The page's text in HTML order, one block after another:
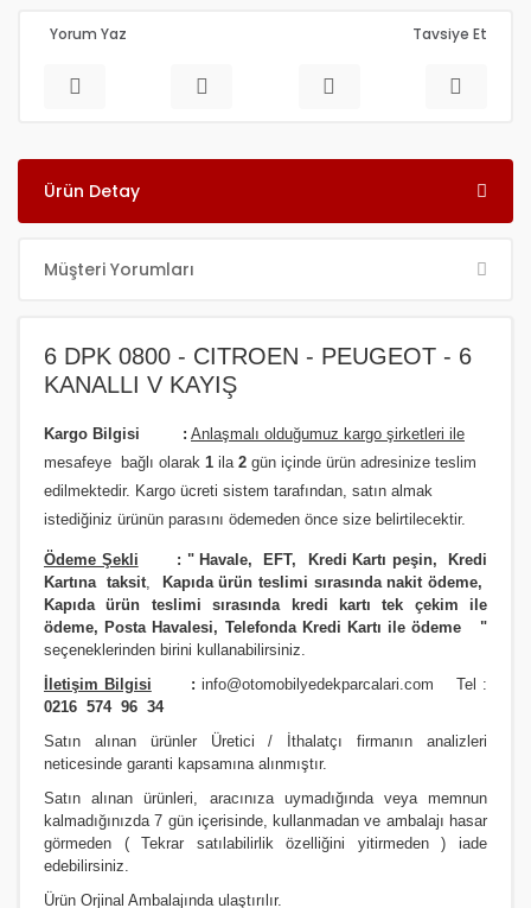
Yorum Yaz Tavsiye Et
Ürün Detay
Müşteri Yorumları
6 DPK 0800 - CITROEN - PEUGEOT - 6
KANALLI V KAYIŞ
Kargo Bilgisi : Anlaşmalı olduğumuz kargo şirketleri ile
mesafeye bağlı olarak 1 ila 2 gün içinde ürün adresinize teslim
edilmektedir. Kargo ücreti sistem tarafından, satın almak
istediğiniz ürünün parasını ödemeden önce size belirtilecektir.
Ödeme Şekli : " Havale, EFT, Kredi Kartı peşin,
Kredi
Kartına taksit,
Kapıda ürün teslimi sırasında nakit ödeme,
Kapıda ürün teslimi sırasında kredi kartı tek çekim ile
ödeme, Posta Havalesi, Telefonda Kredi Kartı ile ödeme
"
seçeneklerinden birini kullanabilirsiniz.
İletişim Bilgisi : info@otomobilyedekparcalari.com Tel :
0216 574 96 34
Satın alınan ürünler Üretici / İthalatçı firmanın analizleri
neticesinde garanti kapsamına alınmıştır.
Satın alınan ürünleri, aracınıza uymadığında veya memnun
kalmadığınızda 7 gün içerisinde, kullanmadan ve ambalajı hasar
görmeden ( Tekrar satılabilirlik özelliğini yitirmeden ) iade
edebilirsiniz.
Ürün Orjinal Ambalajında ulaştırılır.